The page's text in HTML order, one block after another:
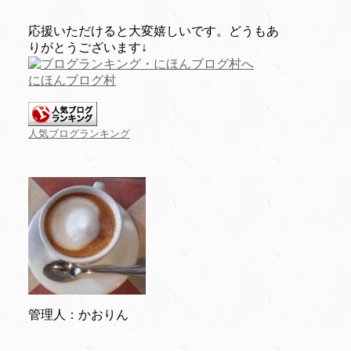
応援いただけると大変嬉しいです。どうもあ
りがとうございます↓
にほんブログ村
人気ブログランキング
管理人：かおりん